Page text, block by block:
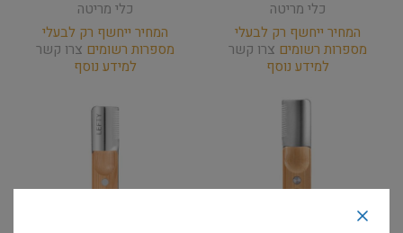
כלי מריטה
המחיר ייחשף רק לבעלי
מספרות רשומים צרו קשר
למידע נוסף
כלי מריטה
המחיר ייחשף רק לבעלי
מספרות רשומים צרו קשר
למידע נוסף